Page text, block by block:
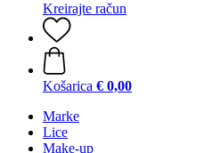
Kreirajte račun
Košarica € 0,00
Marke
Lice
Make-up